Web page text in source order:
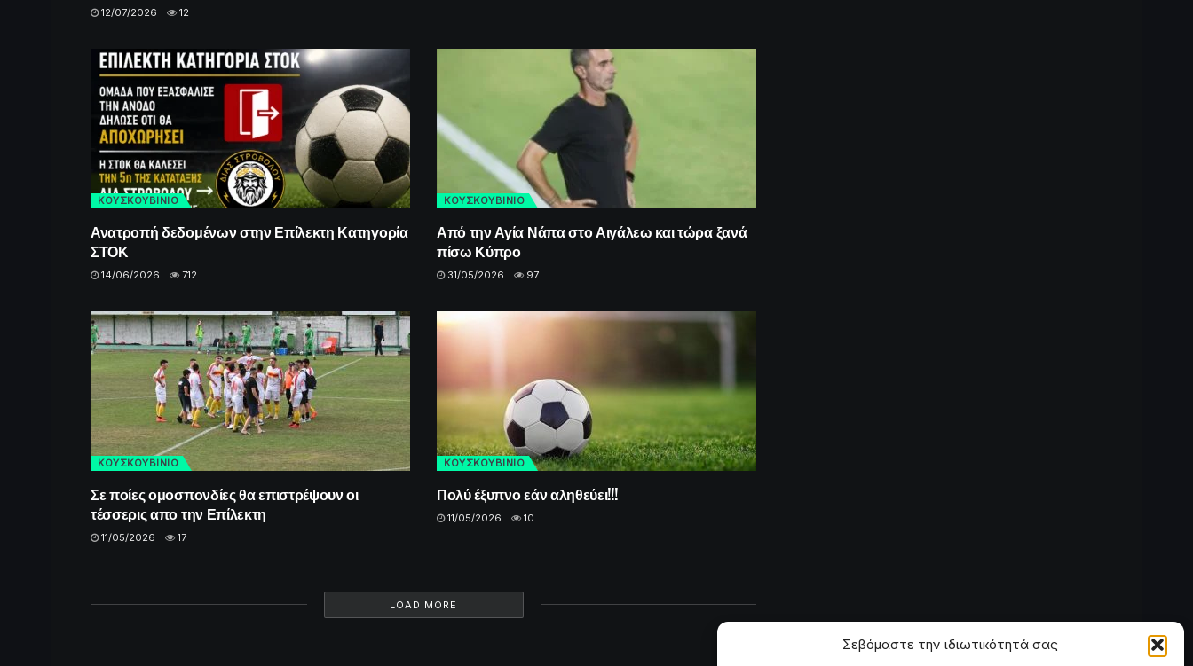
Σεβόμαστε την ιδιωτικότητά σας
12/07/2026 12
ΚΟΥΣΚΟΥΒΙΝΙΟ
Ανατροπή δεδομένων στην Επίλεκτη Κατηγορία
ΣΤΟΚ
14/06/2026 712
ΚΟΥΣΚΟΥΒΙΝΙΟ
Από την Αγία Νάπα στο Αιγάλεω και τώρα ξανά
πίσω Κύπρο
31/05/2026 97
ΚΟΥΣΚΟΥΒΙΝΙΟ
Σε ποίες ομοσπονδίες θα επιστρέψουν οι
τέσσερις απο την Επίλεκτη
11/05/2026 17
ΚΟΥΣΚΟΥΒΙΝΙΟ
Πολύ έξυπνο εάν αληθεύει!!!
11/05/2026 10
LOAD MORE